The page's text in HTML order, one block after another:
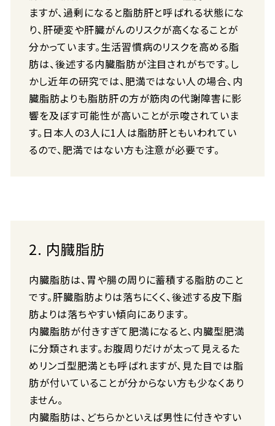
ますが、過剰になると脂肪肝と呼ばれる状態にな
り、肝硬変や肝臓がんのリスクが高くなることが
分かっています。生活習慣病のリスクを高める脂
肪は、後述する内臓脂肪が注目されがちです。し
かし近年の研究では、肥満ではない人の場合、内
臓脂肪よりも脂肪肝の方が筋肉の代謝障害に影
響を及ぼす可能性が高いことが示唆されていま
す。日本人の3人に1人は脂肪肝ともいわれてい
るので、肥満ではない方も注意が必要です。
2. 内臓脂肪
内臓脂肪は、胃や腸の周りに蓄積する脂肪のこと
です。肝臓脂肪よりは落ちにくく、後述する皮下脂
肪よりは落ちやすい傾向にあります。
内臓脂肪が付きすぎて肥満になると、内臓型肥満
に分類されます。お腹周りだけが太って見えるた
めリンゴ型肥満とも呼ばれますが、見た目では脂
肪が付いていることが分からない方も少なくあり
ません。
内臓脂肪は、どちらかといえば男性に付きやすい